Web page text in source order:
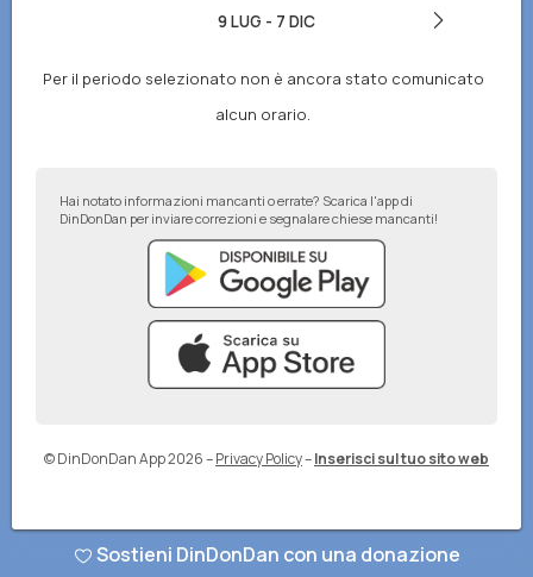
9 LUG - 7 DIC
Per il periodo selezionato non è ancora stato comunicato
alcun orario.
Hai notato informazioni mancanti o errate? Scarica l'app di
DinDonDan per inviare correzioni e segnalare chiese mancanti!
© DinDonDan App 2026–Privacy Policy–Inserisci sul tuo sito web
Sostieni DinDonDan con una donazione